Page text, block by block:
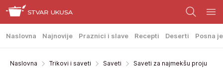
Naslovna Najnovije Praznici i slave Recepti Deserti Posna
Naslovna Trikovi i saveti Saveti Saveti za najmekšu proju